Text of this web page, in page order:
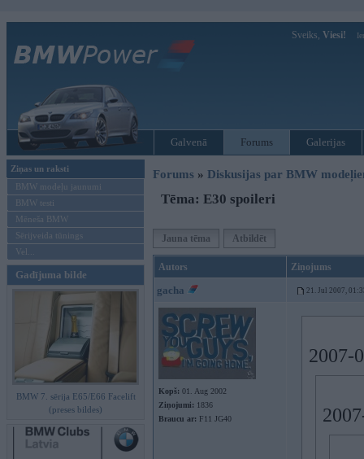
Sveiks, Viesi!
Galvenā Forums Galerijas
Ziņas un raksti
BMW modeļu jaunumi
BMW testi
Mēneša BMW
Sērijveida tūnings
Vel...
Gadījuma bilde
BMW 7. sērija E65/E66 Facelift
(preses bildes)
Forums » Diskusijas par BMW
Tēma: E30 spoileri
Jauna tēma Atbildēt
Autors Ziņojums
gacha 21. Jul 2007,
Kopš: 01. Aug 2002
Ziņojumi: 1836
Braucu ar: F11 JG40
2007-